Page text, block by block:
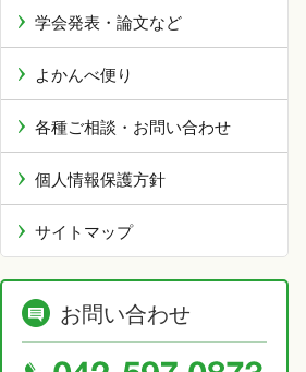
学会発表・論文など
よかんべ便り
各種ご相談・お問い合わせ
個人情報保護方針
サイトマップ
お問い合わせ